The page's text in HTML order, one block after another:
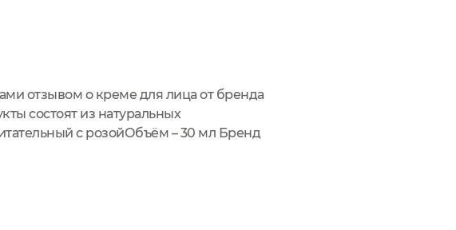
отзывом о креме для лица от бренда
состоят из натуральных
с розойОбъём – 30 мл Бренд